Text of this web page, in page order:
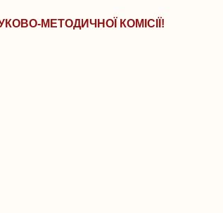
МЕТОДИЧНОЇ КОМІСІЇ!